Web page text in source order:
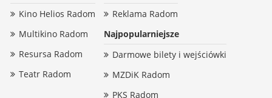
Kino Helios Radom
Multikino Radom
Resursa Radom
Teatr Radom
Reklama Radom
Najpopularniejsze
Darmowe bilety i wejściówki
MZDiK Radom
PKS Radom